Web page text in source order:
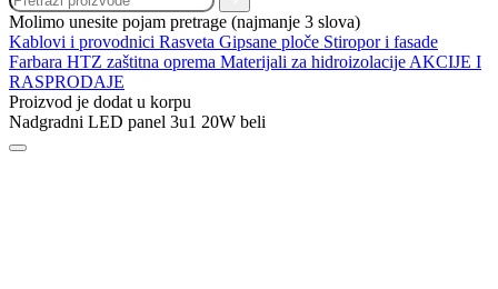
Molimo unesite pojam pretrage (najmanje 3 slova)
Kablovi i provodnici Rasveta Gipsane ploče Stiropor i fasade
Farbara HTZ zaštitna oprema Materijali za hidroizolacije AKCIJE I
RASPRODAJE
Proizvod je dodat u korpu
Nadgradni LED panel 3u1 20W beli